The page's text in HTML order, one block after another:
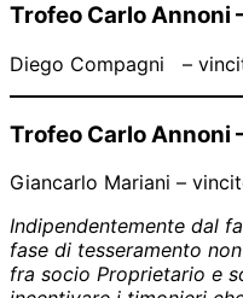
Trofeo Carlo Annoni
Diego Compagni –
Trofeo Carlo Annoni
Giancarlo Mariani –
Indipendentemente dal
fase di tesseramento
fra socio Proprietario e